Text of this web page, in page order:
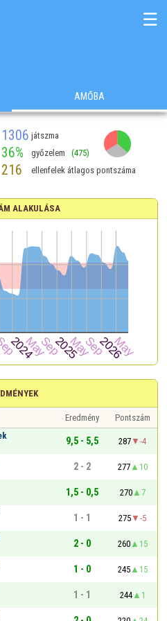
☰
AMŐBA
1306 játszma
36% győzelem (475)
216 ellenfelek átlagos pontszáma
ALAKULÁSA
Eredmény
Pontszám
9,5 - 5,5 287
-4
2 - 2 277
10
1,5 - 0,5 270
7
1 - 1 275
-5
2 - 0 260
15
1 - 0 245
15
1 - 1 244
1